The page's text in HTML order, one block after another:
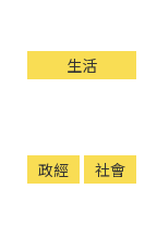
生活
政經 社會